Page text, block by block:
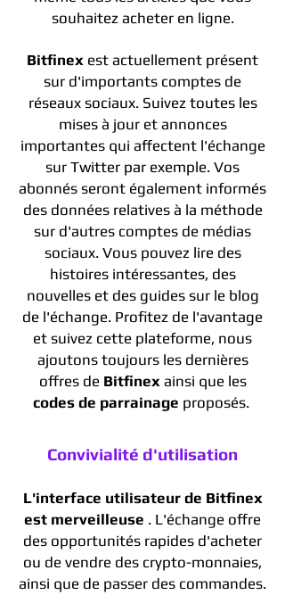
souhaitez acheter en ligne.
Bitfinex est actuellement présent
sur d'importants comptes de
réseaux sociaux. Suivez toutes les
mises à jour et annonces
importantes qui affectent l'échange
sur Twitter par exemple. Vos
abonnés seront également informés
des données relatives à la méthode
sur d'autres comptes de médias
sociaux. Vous pouvez lire des
histoires intéressantes, des
nouvelles et des guides sur le blog
de l'échange. Profitez de l'avantage
et suivez cette plateforme, nous
ajoutons toujours les dernières
offres de Bitfinexainsi que les
codes de parrainage proposés.
Convivialité d'utilisation
L'interface utilisateur de Bitfinex
est merveilleuse . L'échange offre
des opportunités rapides d'acheter
ou de vendre des crypto-monnaies,
ainsi que de passer des commandes.